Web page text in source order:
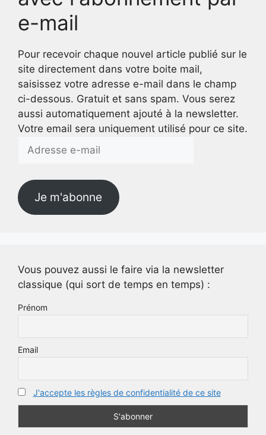
e-mail
Pour recevoir chaque nouvel article publié sur le
site directement dans votre boite mail,
saisissez votre adresse e-mail dans le champ
ci-dessous. Gratuit et sans spam. Vous serez
aussi automatiquement ajouté à la newsletter.
Votre email sera uniquement utilisé pour ce site.
Adresse
Je m'abonne
Vous pouvez aussi le faire via la newsletter
classique (qui sort de temps en temps) :
Prénom
Email
J'accepte les règles de confidentialité de ce site